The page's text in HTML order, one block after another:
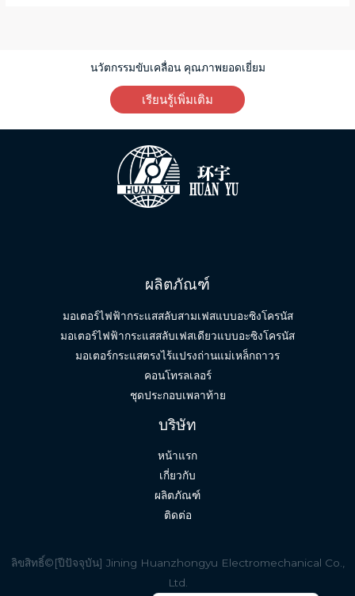
นวัตกรรมขับเคลื่อน คุณภาพยอดเยี่ยม
เรียนรู้เพิ่มเติม
ผลิตภัณฑ์
มอเตอร์ไฟฟ้ากระแสสลับสามเฟสแบบอะซิงโครนัส
มอเตอร์ไฟฟ้ากระแสสลับเฟสเดียวแบบอะซิงโครนัส
มอเตอร์กระแสตรงไร้แปรงถ่านแม่เหล็กถาวร
คอนโทรลเลอร์
ชุดประกอบเพลาท้าย
บริษัท
หน้าแรก
เกี่ยวกับ
ผลิตภัณฑ์
ติดต่อ
ลิขสิทธิ์©[ปีปัจจุบัน] Jining Huanzhongyu Electromechanical Co.,
Ltd.English (United States)
German
Russian
Vietnamese
Indonesian
Spanish